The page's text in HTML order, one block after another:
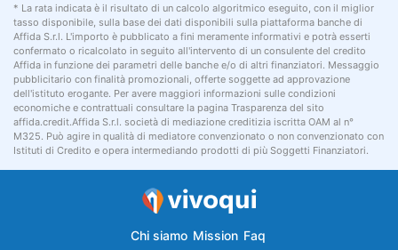
* La rata indicata è il risultato di un calcolo algoritmico eseguito, con il miglior
tasso disponibile, sulla base dei dati disponibili sulla piattaforma banche di
Affida S.r.l. L'importo è pubblicato a fini meramente informativi e potrà esserti
confermato o ricalcolato in seguito all'intervento di un consulente del credito
Affida in funzione dei parametri delle banche e/o di altri finanziatori. Messaggio
pubblicitario con finalità promozionali, offerte soggette ad approvazione
dell'istituto erogante. Per avere maggiori informazioni sulle condizioni
economiche e contrattuali consultare la pagina Trasparenza del sito
affida.credit.Affida S.r.l. società di mediazione creditizia iscritta OAM al n°
M325. Può agire in qualità di mediatore convenzionato o non convenzionato con
Istituti di Credito e opera intermediando prodotti di più Soggetti Finanziatori.
Chi siamo Mission Faq